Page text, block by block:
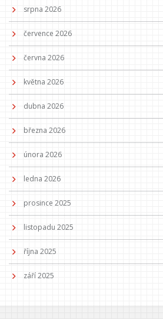
srpna 2026
července 2026
června 2026
května 2026
dubna 2026
března 2026
února 2026
ledna 2026
prosince 2025
listopadu 2025
října 2025
září 2025